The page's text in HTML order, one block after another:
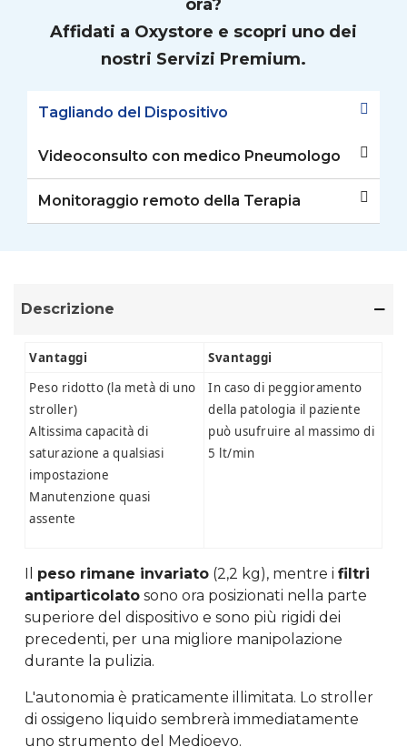
ora?
Affidati a Oxystore e scopri uno dei
nostri Servizi Premium.
Tagliando del Dispositivo
Videoconsulto con medico Pneumologo
Monitoraggio remoto della Terapia
Descrizione
Vantaggi
Svantaggi
Peso ridotto (la metà di uno
stroller)
Altissima capacità di
saturazione a qualsiasi
impostazione
Manutenzione quasi
assente
In caso di peggioramento
della patologia il paziente
può usufruire al massimo di
5 lt/min
Il peso rimane invariato (2,2 kg), mentre i filtri
antiparticolato sono ora posizionati nella parte
superiore del dispositivo e sono più rigidi dei
precedenti, per una migliore manipolazione
durante la pulizia.
L'autonomia è praticamente illimitata. Lo stroller
di ossigeno liquido sembrerà immediatamente
uno strumento del Medioevo.